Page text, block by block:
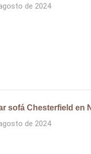
de 2024
sofá Chesterfield en
de 2024